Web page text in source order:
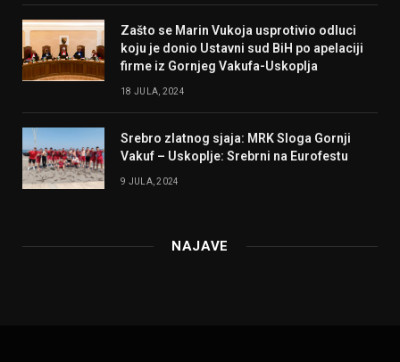
Zašto se Marin Vukoja usprotivio odluci
koju je donio Ustavni sud BiH po apelaciji
firme iz Gornjeg Vakufa-Uskoplja
18 JULA, 2024
Srebro zlatnog sjaja: MRK Sloga Gornji
Vakuf – Uskoplje: Srebrni na Eurofestu
9 JULA, 2024
NAJAVE